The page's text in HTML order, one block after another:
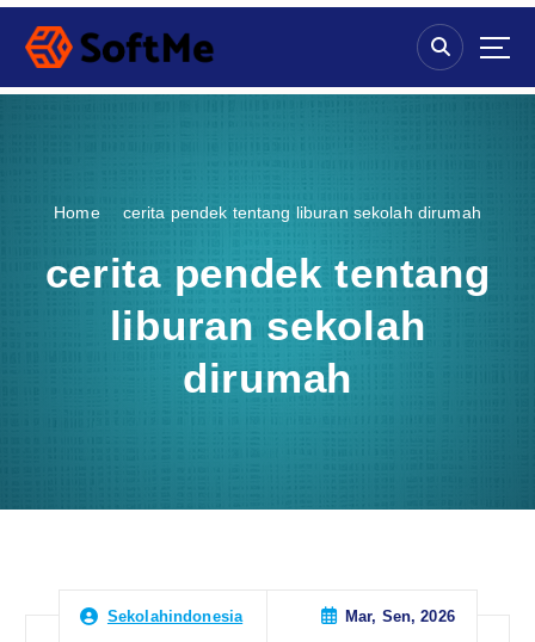
S
p
Home cerita pendek tentang liburan sekolah dirumah
cerita pendek tentang
liburan sekolah
dirumah
Sekolahindonesia Mar, Sen, 2026